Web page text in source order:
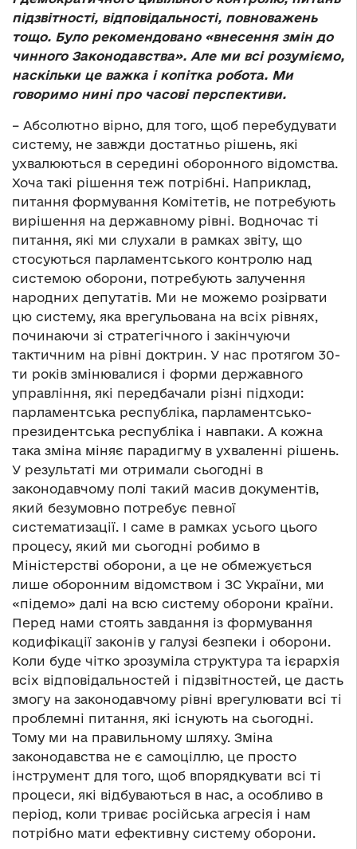
підзвітності, відповідальності, повноважень
тощо. Було рекомендовано «внесення змін до
чинного Законодавства». Але ми всі розуміємо,
наскільки це важка і копітка робота. Ми
говоримо нині про часові перспективи.
– Абсолютно вірно, для того, щоб перебудувати
систему, не завжди достатньо рішень, які
ухвалюються в середині оборонного відомства.
Хоча такі рішення теж потрібні. Наприклад,
питання формування Комітетів, не потребують
вирішення на державному рівні. Водночас ті
питання, які ми слухали в рамках звіту, що
стосуються парламентського контролю над
системою оборони, потребують залучення
народних депутатів. Ми не можемо розірвати
цю систему, яка врегульована на всіх рівнях,
починаючи зі стратегічного і закінчуючи
тактичним на рівні доктрин. У нас протягом 30-
ти років змінювалися і форми державного
управління, які передбачали різні підходи:
парламентська республіка, парламентсько-
президентська республіка і навпаки. А кожна
така зміна міняє парадигму в ухваленні рішень.
У результаті ми отримали сьогодні в
законодавчому полі такий масив документів,
який безумовно потребує певної
систематизації. І саме в рамках усього цього
процесу, який ми сьогодні робимо в
Міністерстві оборони, а це не обмежується
лише оборонним відомством і ЗС України, ми
«підемо» далі на всю систему оборони країни.
Перед нами стоять завдання із формування
кодифікації законів у галузі безпеки і оборони.
Коли буде чітко зрозуміла структура та ієрархія
всіх відповідальностей і підзвітностей, це дасть
змогу на законодавчому рівні врегулювати всі ті
проблемні питання, які існують на сьогодні.
Тому ми на правильному шляху. Зміна
законодавства не є самоціллю, це просто
інструмент для того, щоб впорядкувати всі ті
процеси, які відбуваються в нас, а особливо в
період, коли триває російська агресія і нам
потрібно мати ефективну систему оборони.